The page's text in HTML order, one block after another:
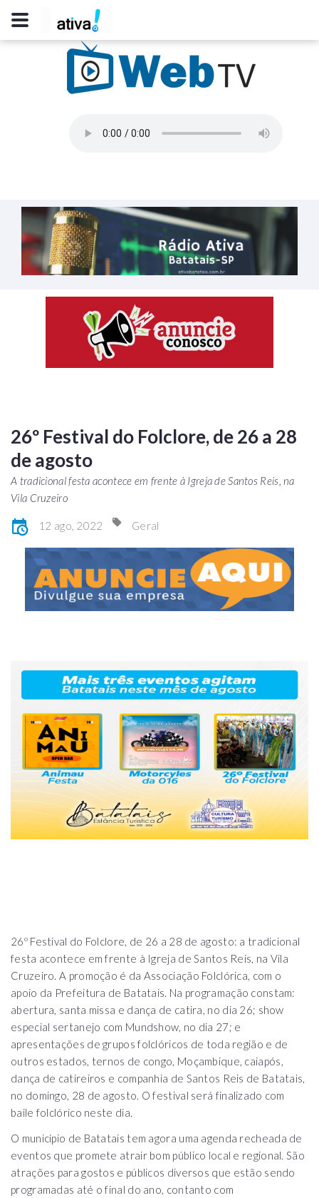
26º Festival do Folclore, de 26 a 28
de agosto
A tradicional festa acontece em frente à Igreja de Santos Reis, na
Vila Cruzeiro
12 ago, 2022 Geral
26º Festival do Folclore, de 26 a 28 de agosto: a tradicional
festa acontece em frente à Igreja de Santos Reis, na Vila
Cruzeiro. A promoção é da Associação Folclórica, com o
apoio da Prefeitura de Batatais. Na programação constam:
abertura, santa missa e dança de catira, no dia 26; show
especial sertanejo com Mundshow, no dia 27; e
apresentações de grupos folclóricos de toda região e de
outros estados, ternos de congo, Moçambique, caiapós,
dança de catireiros e companhia de Santos Reis de Batatais,
no domingo, 28 de agosto. O festival será finalizado com
baile folclórico neste dia.
O município de Batatais tem agora uma agenda recheada de
eventos que promete atrair bom público local e regional. São
atrações para gostos e públicos diversos que estão sendo
programadas até o final do ano, contanto com